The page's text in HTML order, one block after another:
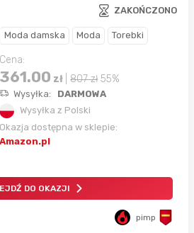
ZAKOŃCZONO
Moda damska Moda Torebki
Cena:
361.00 zł 807zł 55%
Wysyłka:
DARMOWA
Wysyłka z Polski
Okazja dostępna w sklepie:
Amazon.pl
DO OKAZJI
pimp